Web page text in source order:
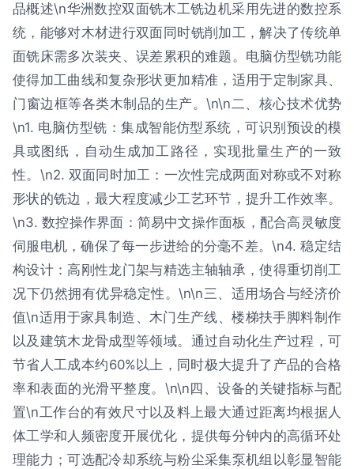
品概述\n华洲数控双面铣木工铣边机采用先进的数控系
统，能够对木材进行双面同时铣削加工，解决了传统单
面铣床需多次装夹、误差累积的难题。电脑仿型铣功能
使得加工曲线和复杂形状更加精准，适用于定制家具、
门窗边框等各类木制品的生产。\n\n二、核心技术优势
\n1. 电脑仿型铣：集成智能仿型系统，可识别预设的模
具或图纸，自动生成加工路径，实现批量生产的一致
性。\n2. 双面同时加工：一次性完成两面对称或不对称
形状的铣边，最大程度减少工艺环节，提升工作效率。
\n3. 数控操作界面：简易中文操作面板，配合高灵敏度
伺服电机，确保了每一步进给的分毫不差。\n4. 稳定结
构设计：高刚性龙门架与精选主轴轴承，使得重切削工
况下仍然拥有优异稳定性。\n\n三、适用场合与经济价
值\n适用于家具制造、木门生产线、楼梯扶手脚料制作
以及建筑木龙骨成型等领域。通过自动化生产过程，可
节省人工成本约60%以上，同时极大提升了产品的合格
率和表面的光滑平整度。\n\n四、设备的关键指标与配
置\n工作台的有效尺寸以及料上最大通过距离均根据人
体工学和人频密度开展优化，提供每分钟内的高循环处
理能力；可选配冷却系统与粉尘采集泵机组以彰显智能